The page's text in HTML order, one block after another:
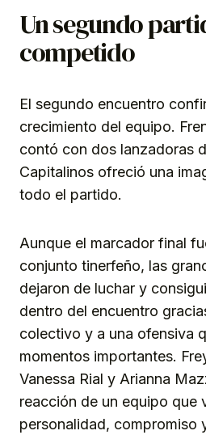
Un segundo
competido
El segundo encuentro
crecimiento del equipo.
contó con dos lanzadoras
Capitalinos ofreció una
todo el partido.
Aunque el marcador final
conjunto tinerfeño, las
dejaron de luchar y
dentro del encuentro
colectivo y a una ofensiva
momentos importantes.
Vanessa Rial y Arianna
reacción de un equipo que
personalidad, compromiso